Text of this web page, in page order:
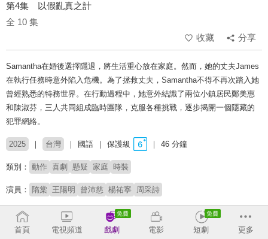
第4集 以假亂真之計
全 10 集
收藏
分享
Samantha在婚後選擇隱退，將生活重心放在家庭。然而，她的丈夫James
在執行任務時意外陷入危機。為了拯救丈夫，Samantha不得不再次踏入她
曾經熟悉的特務世界。在行動過程中，她意外結識了兩位小鎮居民鄭美惠
和陳淑芬，三人共同組成臨時團隊，克服各種挑戰，逐步揭開一個隱藏的
犯罪網絡。
2025 台灣 國語 保護級 46 分鐘
類別： 動作 喜劇 懸疑 家庭 時裝
演員： 隋棠 王陽明 曾沛慈 楊祐寧 周采詩
導演：
首頁 電視頻道 戲劇 電影 短劇 更多